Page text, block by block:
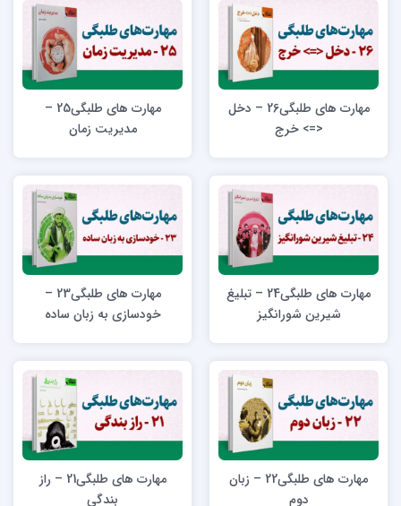
مهارت های طلبگی26 – دخل
<=> خرج
مهارت های طلبگی25 –
مدیریت زمان
مهارت های طلبگی24 – تبلیغ
شیرین شورانگیز
مهارت های طلبگی23 –
خودسازی به زبان ساده
مهارت های طلبگی22 – زبان
دوم
مهارت های طلبگی21 – راز
بندگی